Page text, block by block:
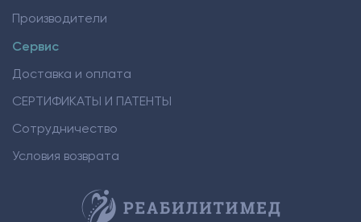
Производители
Сервис
Доставка и оплата
СЕРТИФИКАТЫ И ПАТЕНТЫ
Сотрудничество
Условия возврата